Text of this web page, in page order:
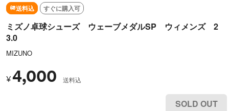
送料込 すぐに購入可
ミズノ卓球シューズ ウェーブメダルSP ウィメンズ 2
3.0
MIZUNO
¥4,000 送料込
SOLD OUT